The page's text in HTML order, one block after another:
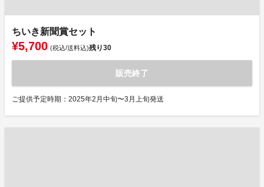
ちいき新聞賞セット
¥5,700 (税込/送料込)残り30
販売終了
ご提供予定時期：2025年2月中旬〜3月上旬発送